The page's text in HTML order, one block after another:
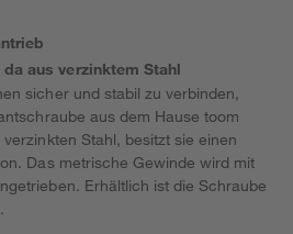
aus verzinktem Stahl
sicher und stabil zu verbinden,
aus dem Hause toom
Stahl, besitzt sie einen
Das metrische Gewinde wird mit
Erhältlich ist die Schraube